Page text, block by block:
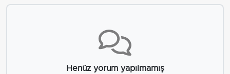
Henüz yorum yapılmamış